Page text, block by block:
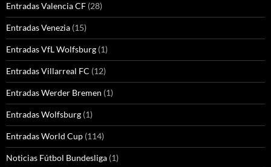
Entradas Valencia CF (28)
Entradas Venezia (15)
Entradas VfL Wolfsburg (1)
Entradas Villarreal FC (12)
Entradas Werder Bremen (1)
Entradas Wolfsburg (1)
Entradas World Cup (114)
Noticias Fútbol Bundesliga (1)